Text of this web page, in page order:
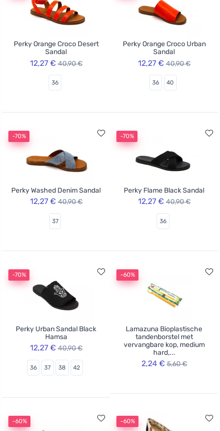
Perky Orange Croco Desert
Sandal
12,27 € 40,90 €
36
Perky Orange Croco Urban
Sandal
12,27 € 40,90 €
36 40
-70%
Perky Washed Denim Sandal
12,27 € 40,90 €
37
-70%
Perky Flame Black Sandal
12,27 € 40,90 €
36
-70%
Perky Urban Sandal Black
Hamsa
12,27 € 40,90 €
36 37 38 42
-60%
Lamazuna Bioplastische
tandenborstel met
vervangbare kop, medium
hard,...
2,24 € 5,60 €
-60% -60%